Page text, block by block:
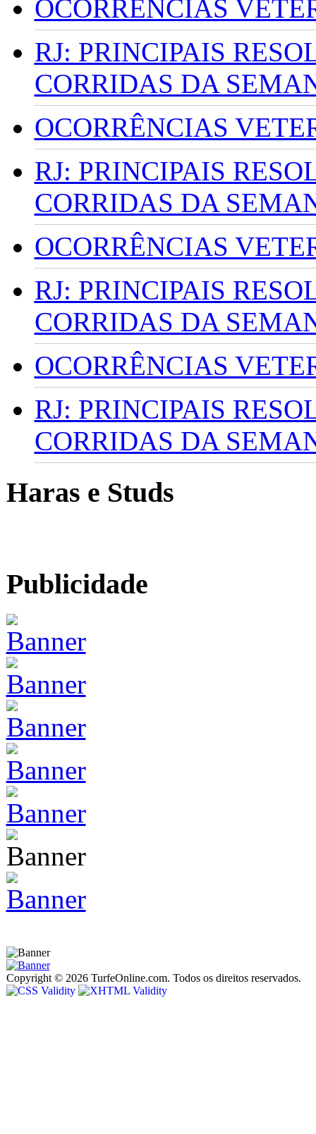
OCORRÊNCIAS
RJ: PRINCIPAIS
CORRIDAS DA
OCORRÊNCIAS
RJ: PRINCIPAIS
CORRIDAS DA
OCORRÊNCIAS
RJ: PRINCIPAIS
CORRIDAS DA
OCORRÊNCIAS
RJ: PRINCIPAIS
CORRIDAS DA
Haras e Studs
Publicidade
Copyright © 2026 TurfeOnline.com. Todos os direitos reservados.